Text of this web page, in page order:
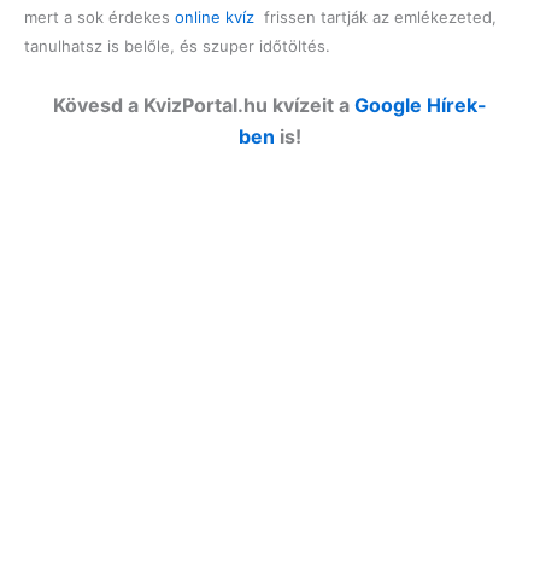
mert a sok érdekes online kvíz frissen tartják az emlékezeted,
tanulhatsz is belőle, és szuper időtöltés.
Kövesd a KvizPortal.hu kvízeit a Google Hírek-
ben is!